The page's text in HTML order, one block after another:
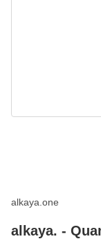
alkaya.one
alkaya. -